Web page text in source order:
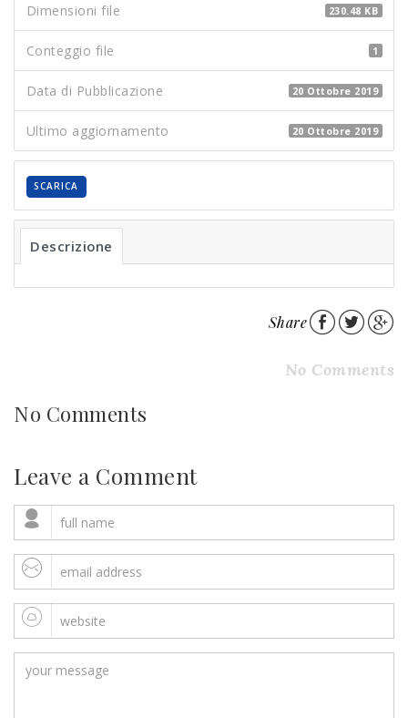
Dimensioni file 230.48 KB
Conteggio file 1
Data di Pubblicazione 20 Ottobre 2019
Ultimo aggiornamento 20 Ottobre 2019
SCARICA
Descrizione
Share
No Comments
No Comments
Leave a Comment